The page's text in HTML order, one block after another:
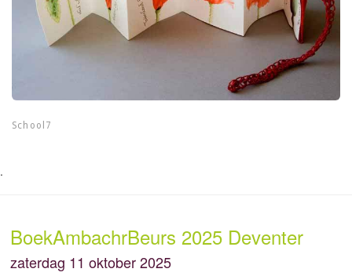
School7
.
BoekAmbachrBeurs 2025 Deventer
zaterdag 11 oktober 2025